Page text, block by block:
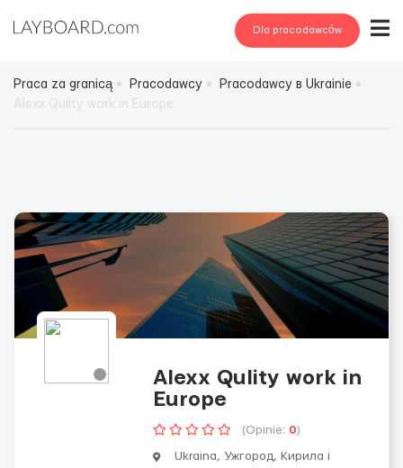
Dla pracodawców
Praca za granicą Pracodawcy
Pracodawcy в Ukrainie
Alexx Qulity work in
Europe
(Opinie: 0)
Ukraina, Ужгород, Кирила і